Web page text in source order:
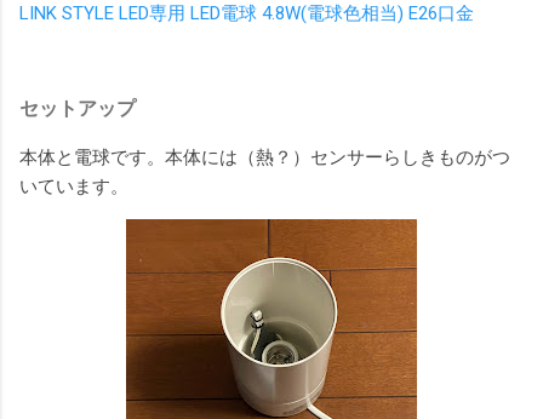
LINK STYLE LED専用 LED電球 4.8W(電球色相当) E26口金
セットアップ
本体と電球です。本体には（熱？）センサーらしきものがつ
いています。